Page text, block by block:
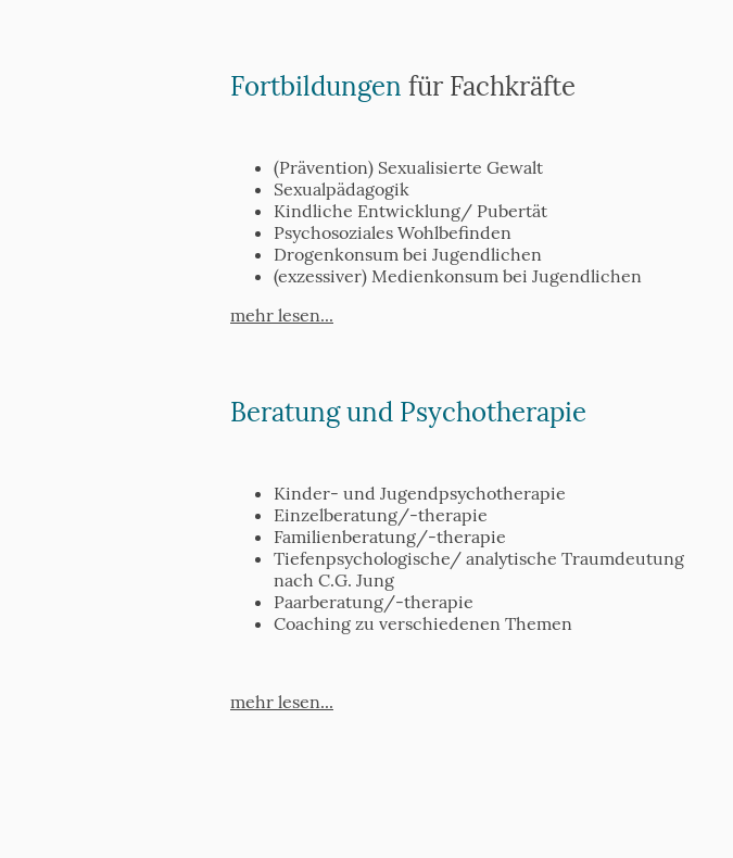
Fortbildungen für Fachkräfte
​(Prävention) Sexualisierte Gewalt
Sexualpädagogik
Kindliche Entwicklung/ Pubertät
Psychosoziales Wohlbefinden
Drogenkonsum bei Jugendlichen
(exzessiver) Medienkonsum bei Jugendlichen
mehr lesen...
Beratung und Psychotherapie
Kinder- und Jugendpsychotherapie
Einzelberatung/-therapie
Familienberatung/-therapie
Tiefenpsychologische/ analytische Traumdeutung
nach C.G. Jung
Paarberatung/-therapie
Coaching zu verschiedenen Themen
mehr lesen...